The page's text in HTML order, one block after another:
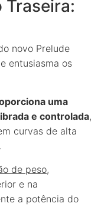
Traseira:
novo Prelude
entusiasma os
uma
e controlada,
curvas de alta
de peso,
e na
a potência do